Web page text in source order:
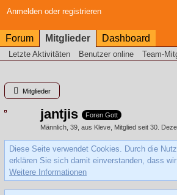
Anmelden oder registrieren
Forum Mitglieder Dashboard
Letzte Aktivitäten Benutzer online Team-
Mitglieder
jantjis
Foren Gott
Männlich 39 aus Kleve Mitglied seit 30.
Diese Seite verwendet Cookies. Durch die
erklären Sie sich damit einverstanden, dass
Weitere Informationen